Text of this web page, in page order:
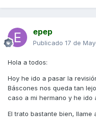
epep
Publicado 17 de
Hola a todos:
Hoy he ido a pasar la
Báscones nos queda tan
caso a mi hermano y he ido
El trato bastante bien,